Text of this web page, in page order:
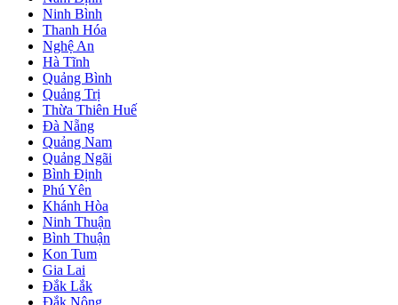
Ninh Bình
Thanh Hóa
Nghệ An
Hà Tĩnh
Quảng Bình
Quảng Trị
Thừa Thiên Huế
Đà Nẵng
Quảng Nam
Quảng Ngãi
Bình Định
Phú Yên
Khánh Hòa
Ninh Thuận
Bình Thuận
Kon Tum
Gia Lai
Đắk Lắk